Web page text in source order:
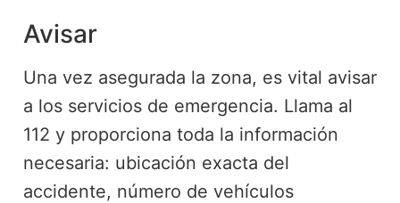
Avisar
Una vez asegurada la zona, es vital avisar
a los servicios de emergencia. Llama al
112 y proporciona toda la información
necesaria: ubicación exacta del
accidente, número de vehículos